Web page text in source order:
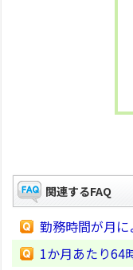
関連するFAQ
勤務時間が月
1か月あたり64